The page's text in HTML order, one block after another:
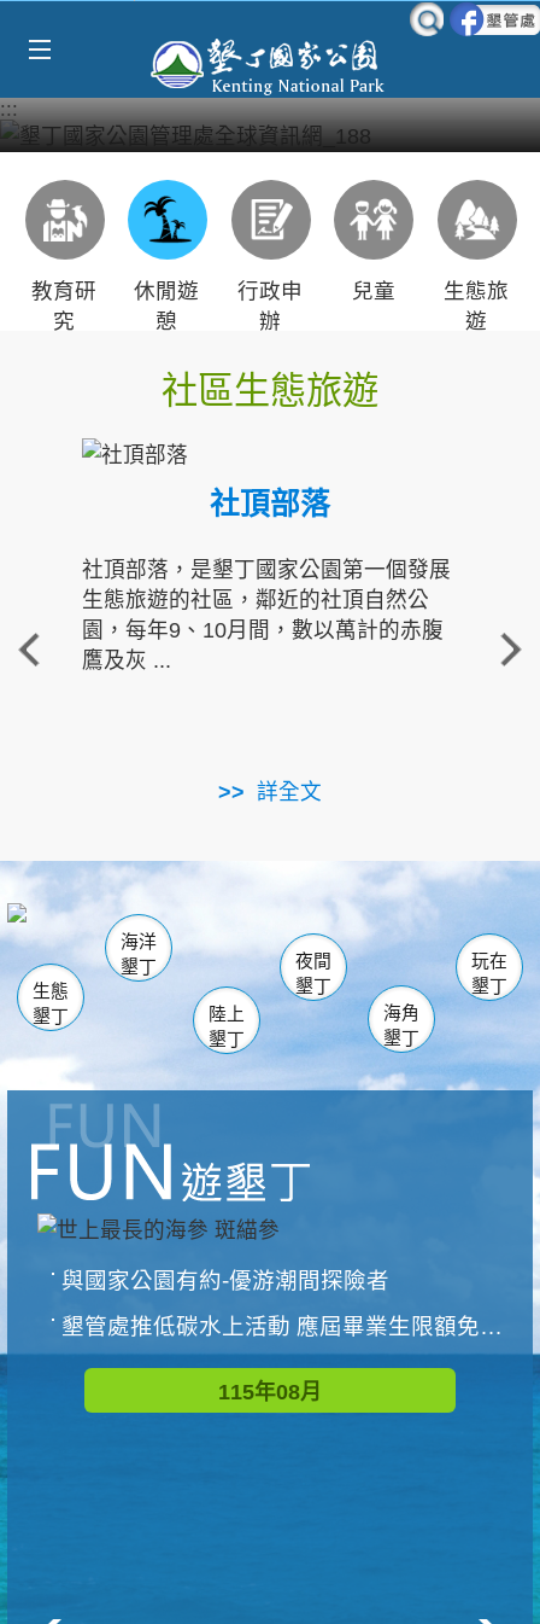
:::
教育研
究
休閒遊
憩
行政申
辦
兒童
生態旅
遊
社區生態旅遊
社頂部落
社頂部落，是墾丁國家公園第一個發展
生態旅遊的社區，鄰近的社頂自然公
園，每年9、10月間，數以萬計的赤腹
鷹及灰 ...
詳全文
重
走進
南仁湖
海生館
恆春 佳樂水
龍鑾潭自然中心 森林遊樂區
瓊麻館
關山 墾管處遊客中心
社頂公園 風吹沙
船帆石
白砂 龍磐公園
香蕉灣
砂島
鵝鑾鼻
生態
墾丁
海洋
墾丁
陸上
墾丁
夜間
墾丁
海角
墾丁
玩在
墾丁
與國家公園有約-優游潮間探險者
墾管處推低碳水上活動 應屆畢業生限額免費參加
115年08月